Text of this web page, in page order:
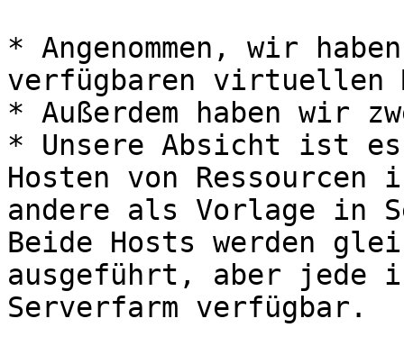
* Angenommen, wir
verfügbaren virtuellen
* Außerdem haben wir
* Unsere Absicht ist
Hosten von
andere als Vorlage in
Beide Hosts werden
ausgeführt, aber
Serverfarm verfügbar.